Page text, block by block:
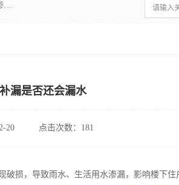
东莞市华展防水补漏装饰工程有限公司主要服务有：东莞防水补漏，东莞厂房防水补漏，东莞房屋渗漏水维修，楼面漏水维修，裂缝补漏，伸缩缝补漏，卫生间防水改造，厕所漏水补漏，外墙窗台补漏，电梯井堵漏，地下车库防水引水工程等
漏是否还会漏水
20 点击次数：181
损，导致雨水、生活用水渗漏，影响楼下住